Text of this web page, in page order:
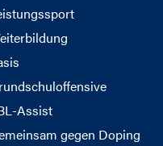
Assist
gegen Doping